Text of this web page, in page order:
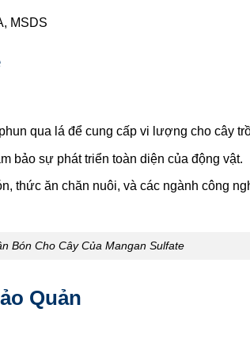
MSDS
qua lá để cung cấp vi lượng cho cây
bảo sự phát triển toàn diện của động vật.
thức ăn chăn nuôi, và các ngành công
Bón Cho Cây Của Mangan Sulfate
Quản